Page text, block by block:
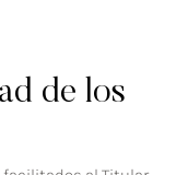
de los